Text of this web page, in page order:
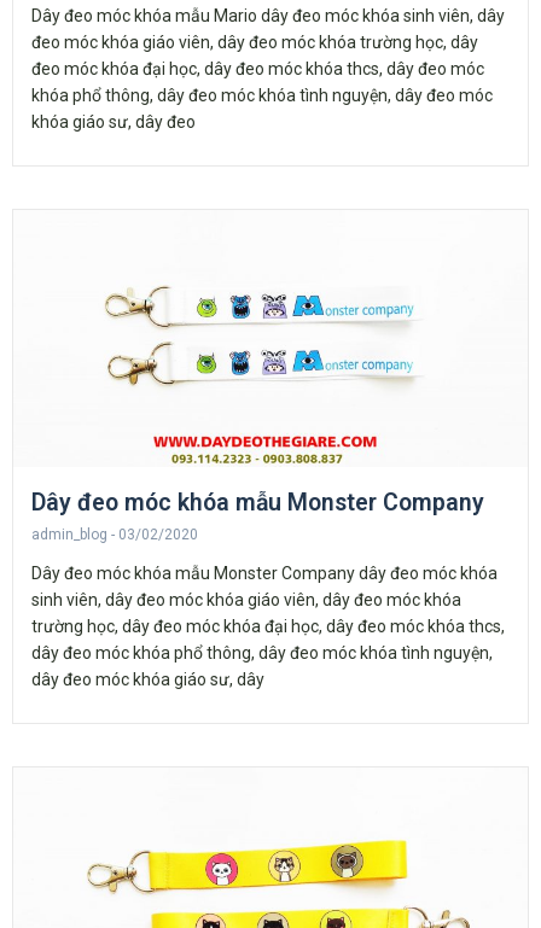
Dây đeo móc khóa mẫu Mario dây đeo móc khóa sinh viên, dây
đeo móc khóa giáo viên, dây đeo móc khóa trường học, dây
đeo móc khóa đại học, dây đeo móc khóa thcs, dây đeo móc
khóa phổ thông, dây đeo móc khóa tình nguyện, dây đeo móc
khóa giáo sư, dây đeo
Dây đeo móc khóa mẫu Monster Company
admin_blog 03/02/2020
Dây đeo móc khóa mẫu Monster Company dây đeo móc khóa
sinh viên, dây đeo móc khóa giáo viên, dây đeo móc khóa
trường học, dây đeo móc khóa đại học, dây đeo móc khóa thcs,
dây đeo móc khóa phổ thông, dây đeo móc khóa tình nguyện,
dây đeo móc khóa giáo sư, dây